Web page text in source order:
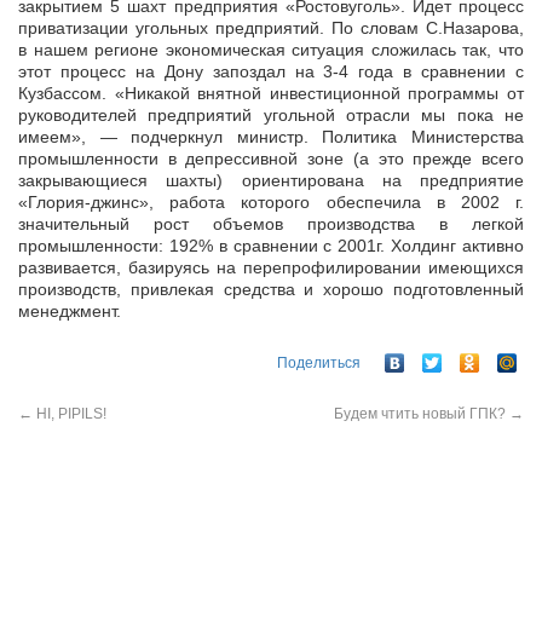
закрытием 5 шахт предприятия «Ростовуголь». Идет процесс
приватизации угольных предприятий. По словам С.Назарова,
в нашем регионе экономическая ситуация сложилась так, что
этот процесс на Дону запоздал на 3-4 года в сравнении с
Кузбассом. «Никакой внятной инвестиционной программы от
руководителей предприятий угольной отрасли мы пока не
имеем», — подчеркнул министр. Политика Министерства
промышленности в депрессивной зоне (а это прежде всего
закрывающиеся шахты) ориентирована на предприятие
«Глория-джинс», работа которого обеспечила в 2002 г.
значительный рост объемов производства в легкой
промышленности: 192% в сравнении с 2001г. Холдинг активно
развивается, базируясь на перепрофилировании имеющихся
производств, привлекая средства и хорошо подготовленный
менеджмент.
Поделиться
← HI, PIPILS! Будем чтить новый ГПК? →